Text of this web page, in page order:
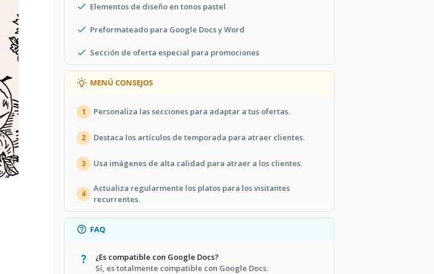
Elementos de diseño en tonos pastel
Preformateado para Google Docs y Word
Sección de oferta especial para promociones
MENÚ CONSEJOS
1 Personaliza las secciones para adaptar a tus ofertas.
2 Destaca los artículos de temporada para atraer clientes.
3 Usa imágenes de alta calidad para atraer a los clientes.
4
Actualiza regularmente los platos para los visitantes
recurrentes.
FAQ
¿Es compatible con Google Docs?
Sí, es totalmente compatible con Google Docs.